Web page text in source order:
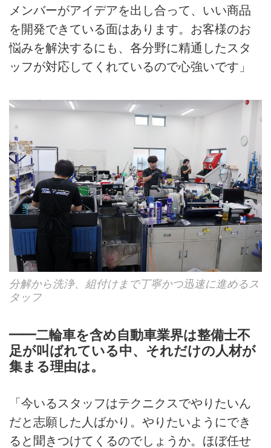
メンバーがアイデアを出し合って、いい商品
を開発できている面はあります。お客様のお
悩みを解決するにも、各分野に精通したスタ
ッフが対応してくれているので心強いです」
分解から洗浄、組付けまで丁寧かつ迅速に進めるス
タッフ
━━二輪車を含め自動車業界は整備士不
足が叫ばれている中、それだけの人材が
集まる理由は。
「今いるスタッフはテクニクスでやりたいん
だと志願した人ばかり。やりたいようにでき
ると聞きつけてくるのでしょうか。ほぼ任せ